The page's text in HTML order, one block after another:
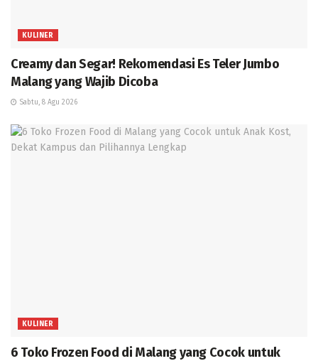
KULINER
Creamy dan Segar! Rekomendasi Es Teler Jumbo
Malang yang Wajib Dicoba
Sabtu, 8 Agu 2026
KULINER
6 Toko Frozen Food di Malang yang Cocok untuk